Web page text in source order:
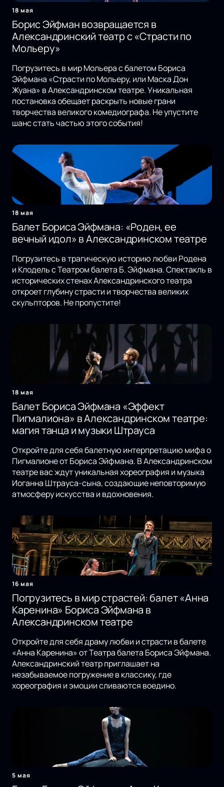
18 мая
Борис Эйфман возвращается в
Александринский театр с «Страсти по
Мольеру»
Погрузитесь в мир Мольера с балетом Бориса
Эйфмана «Страсти по Мольеру, или Маска Дон
Жуана» в Александринском театре. Уникальная
постановка обещает раскрыть новые грани
творчества великого комедиографа. Не упустите
шанс стать частью этого события!
18 мая
Балет Бориса Эйфмана: «Роден, ее
вечный идол» в Александринском театре
Погрузитесь в трагическую историю любви Родена
и Клодель с Театром балета Б. Эйфмана. Спектакль в
исторических стенах Александринского театра
откроет глубину страсти и творчества великих
скульпторов. Не пропустите!
18 мая
Балет Бориса Эйфмана «Эффект
Пигмалиона» в Александринском театре:
магия танца и музыки Штрауса
Откройте для себя балетную интерпретацию мифа о
Пигмалионе от Бориса Эйфмана. В Александринском
театре вас ждут уникальная хореография и музыка
Иоганна Штрауса-сына, создающие неповторимую
атмосферу искусства и вдохновения.
16 мая
Погрузитесь в мир страстей: балет «Анна
Каренина» Бориса Эйфмана в
Александринском театре
Откройте для себя драму любви и страсти в балете
«Анна Каренина» от Театра балета Бориса Эйфмана.
Александринский театр приглашает на
незабываемое погружение в классику, где
хореография и эмоции сливаются воедино.
5 мая